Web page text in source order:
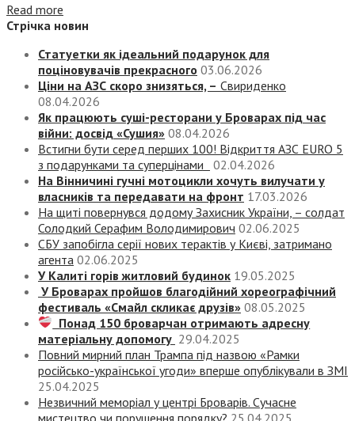
Read more
Стрічка новин
Статуетки як ідеальний подарунок для
поціновувачів прекрасного 03.06.2026
Ціни на АЗС скоро знизяться, – Свириденко
08.04.2026
Як працюють суші-ресторани у Броварах під час
війни: досвід «Сушия» 08.04.2026
Встигни бути серед перших 100! Відкриття АЗС EURO 5
з подарунками та суперцінами
02.04.2026
На Вінничині гучні мотоцикли хочуть вилучати у
власників та передавати на фронт 17.03.2026
На щиті повернувся додому Захисник України, – солдат
Солодкий Серафим Володимирович 02.06.2025
СБУ запобігла серії нових терактів у Києві, затримано
агента 02.06.2025
У Калиті горів житловий будинок 19.05.2025
У Броварах пройшов благодійний хореографічний
фестиваль «Смайл скликає друзів» 08.05.2025
Понад 150 броварчан отримають адресну
матеріальну допомогу 29.04.2025
Повний мирний план Трампа під назвою «‎Рамки
російсько-української угоди» вперше опублікували в ЗМІ
25.04.2025
Незвичний меморіал у центрі Броварів. Сучасне
мистецтво чи порушення порядку? 25.04.2025